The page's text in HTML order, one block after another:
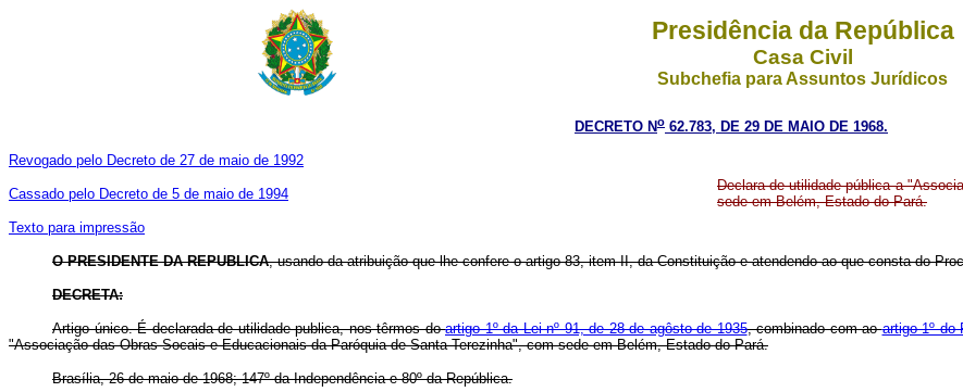
Presidência da República
Casa Civil
Subchefia para Assuntos Jurídicos
DECRETO No 62.783, DE 29 DE MAIO DE 1968.
Revogado pelo Decreto de 27 de maio de 1992
Cassado pelo Decreto de 5 de maio de 1994
Texto para impressão
Declara de utilidade pública a
sede em Belém, Estado do Pará.
O PRESIDENTE DA REPUBLICA, usando da atribuição que lhe confere o artigo 83, item II, da Constituição e atendendo ao que consta do
DECRETA:
Artigo único. É declarada de utilidade publica, nos têrmos doartigo 1º da Lei nº 91, de 28 de agôsto de 1935, combinado com aoartigo 1º do
"Associação das Obras Socais e Educacionais da Paróquia de Santa Terezinha", com sede em Belém, Estado do Pará.
Brasília, 26 de maio de 1968; 147º da Independência e 80º da República.